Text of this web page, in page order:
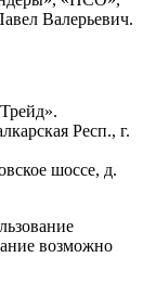
Валерьевич.
Респ., г.
шоссе, д.
возможно